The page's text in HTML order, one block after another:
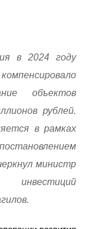
в 2024 году
объектов
рублей.
в рамках
министр
инвестиций